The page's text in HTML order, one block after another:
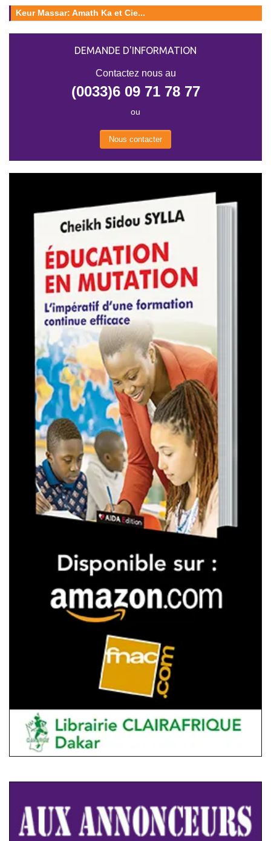
Keur Massar: Amath Ka et Cie...
DEMANDE D'INFORMATION
Contactez nous au
(0033)6 09 71 78 77
ou
Nous contacter